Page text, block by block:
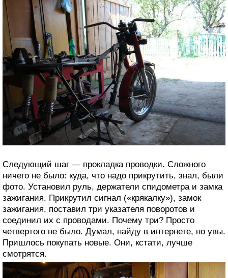
Следующий шаг — прокладка проводки. Сложного
ничего не было: куда, что надо прикрутить, знал, были
фото. Установил руль, держатели спидометра и замка
зажигания. Прикрутил сигнал («крякалку»), замок
зажигания, поставил три указателя поворотов и
соединил их с проводами. Почему три? Просто
четвертого не было. Думал, найду в интернете, но увы.
Пришлось покупать новые. Они, кстати, лучше
смотрятся.